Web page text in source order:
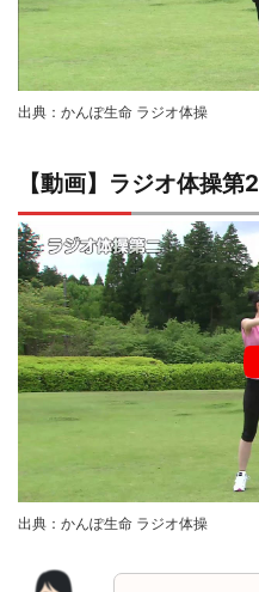
出典：かんぽ生命 ラジオ体操
【動画】ラジオ体操第2
出典：かんぽ生命 ラジオ体操